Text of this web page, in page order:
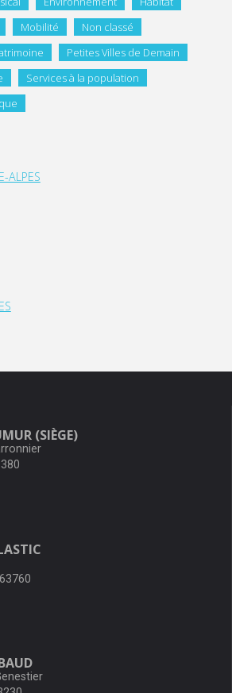
Mobilité
Non classé
Petites Villes de Demain
Services à la population
ALPES
(SIÈGE)